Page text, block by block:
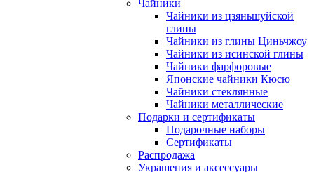
Чайники
Чайники из цзяньшуйской
глины
Чайники из глины Циньчжоу
Чайники из исинской глины
Чайники фарфоровые
Японские чайники Кюсю
Чайники стеклянные
Чайники металлические
Подарки и сертификаты
Подарочные наборы
Сертификаты
Распродажа
Украшения и аксессуары